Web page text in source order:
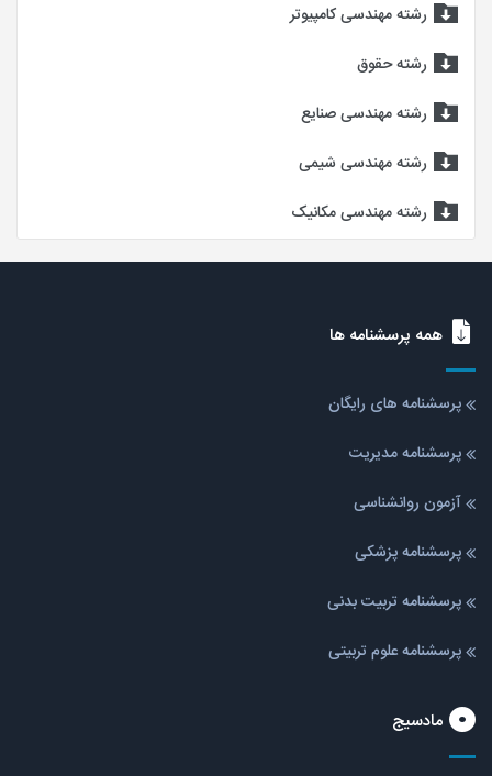
رشته مهندسی کامپیوتر
رشته حقوق
رشته مهندسی صنایع
رشته مهندسی شیمی
رشته مهندسی مکانیک
همه پرسشنامه ها
پرسشنامه های رایگان
پرسشنامه مدیریت
آزمون روانشناسی
پرسشنامه پزشکی
پرسشنامه تربیت بدنی
پرسشنامه علوم تربیتی
مادسیج